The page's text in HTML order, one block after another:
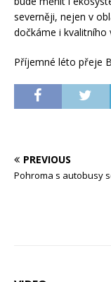
severněji, nejen v
dočkáme i kvalitního
Příjemné léto přeje
PREVIOUS
Pohroma s autobusy